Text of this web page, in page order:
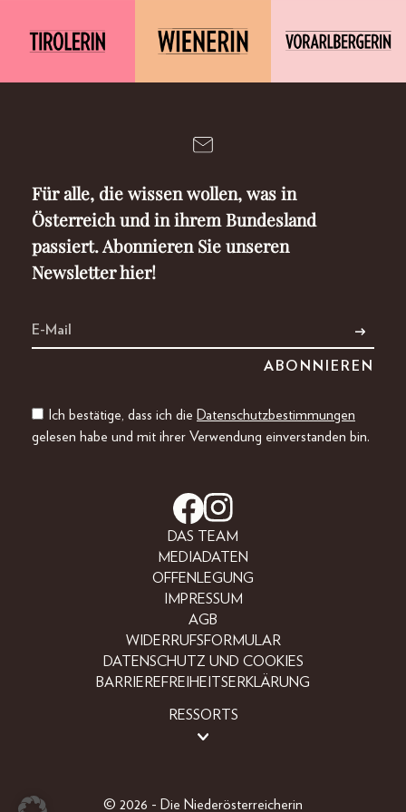
Für alle, die wissen wollen, was in
Österreich und in ihrem Bundesland
passiert. Abonnieren Sie unseren
Newsletter hier!
Ich bestätige, dass ich die Datenschutzbestimmungen
gelesen habe und mit ihrer Verwendung einverstanden bin.
DAS TEAM
MEDIADATEN
OFFENLEGUNG
IMPRESSUM
AGB
WIDERRUFSFORMULAR
DATENSCHUTZ UND COOKIES
BARRIEREFREIHEITSERKLÄRUNG
RESSORTS
© 2026 - Die Niederösterreicherin